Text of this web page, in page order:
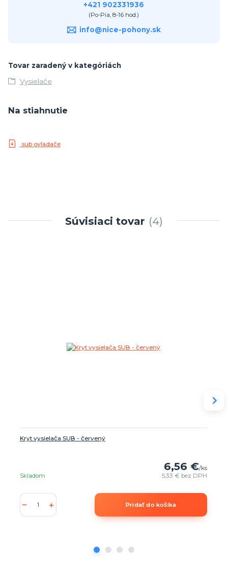
+421 902331936
(Po-Pia, 8-16 hod.)
info@nice-pohony.sk
Tovar zaradený v kategóriách
Vysielače
Na stiahnutie
sub ovladače
Súvisiaci tovar 4
Kryt vysielača SUB - červený
6,56 €/ks
5,33 € bez DPH
Skladom
Pridať do košíka